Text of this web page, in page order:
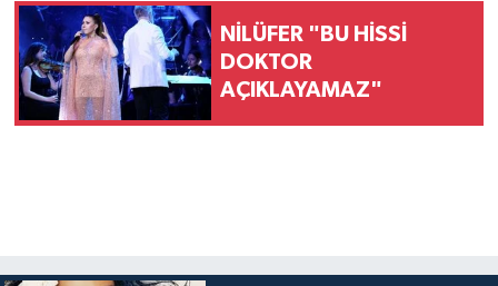
NİLÜFER "BU HİSSİ
DOKTOR
AÇIKLAYAMAZ"